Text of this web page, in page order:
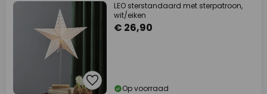
LEO sterstandaard met sterpatroon,
wit/eiken
€ 26,90
Op voorraad